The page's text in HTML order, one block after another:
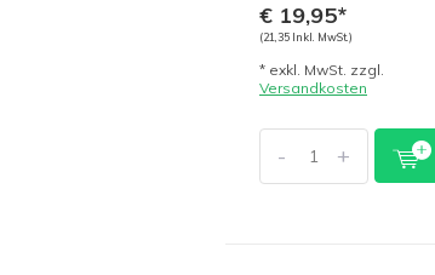
€ 19,95*
(21,35 Inkl. MwSt.)
* exkl. MwSt. zzgl.
Versandkosten
- +